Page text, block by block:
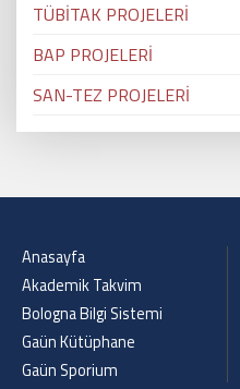
TÜBİTAK PROJELERİ
BAP PROJELERİ
SAN-TEZ PROJELERİ
Anasayfa
Akademik Takvim
Bologna Bilgi Sistemi
Gaün Kütüphane
Gaün Sporium